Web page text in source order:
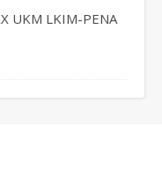
UKM LKIM-PENA